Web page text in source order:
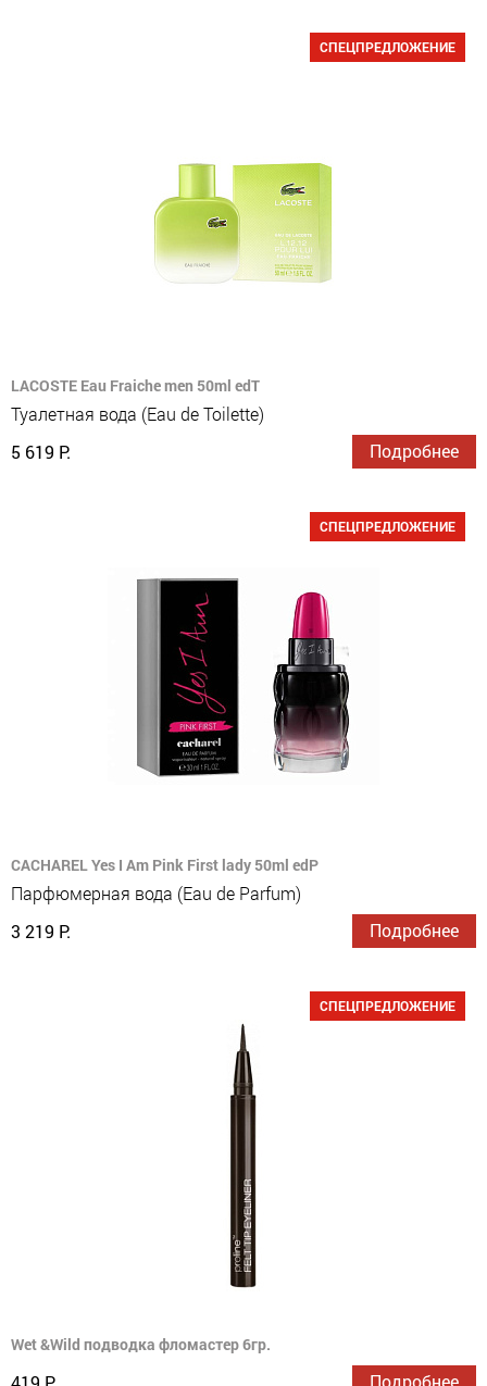
СПЕЦПРЕДЛОЖЕНИЕ
LACOSTE Eau Fraiche men 50ml edT
Туалетная вода (Eau de Toilette)
5 619 Р.
Подробнее
СПЕЦПРЕДЛОЖЕНИЕ
CACHAREL Yes I Am Pink First lady 50ml edP
Парфюмерная вода (Eau de Parfum)
3 219 Р.
Подробнее
СПЕЦПРЕДЛОЖЕНИЕ
Wet &Wild подводка фломастер 6гр.